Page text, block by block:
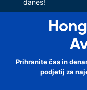
danes!
Prihranite čas in
podjetij za